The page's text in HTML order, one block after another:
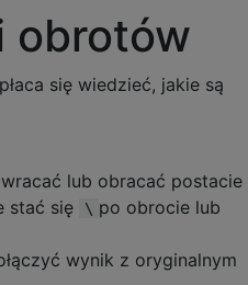
obrotów
się wiedzieć, jakie są
lub obracać postacie
stać się \ po obrocie lub
wynik z oryginalnym